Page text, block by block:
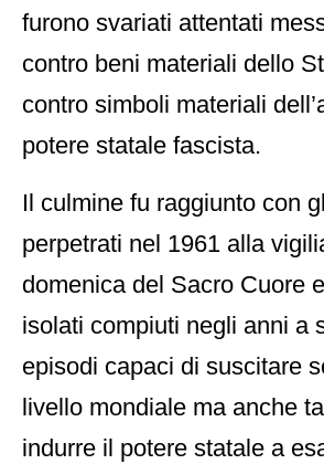
furono svariati attentati
contro beni materiali dello
contro simboli materiali
potere statale fascista.
Il culmine fu raggiunto con
perpetrati nel 1961 alla
domenica del Sacro Cuore
isolati compiuti negli anni a
episodi capaci di suscitare
livello mondiale ma anche
indurre il potere statale a